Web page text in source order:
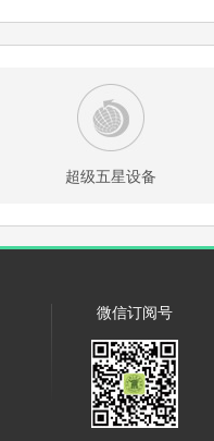
超级五星设备
微信订阅号